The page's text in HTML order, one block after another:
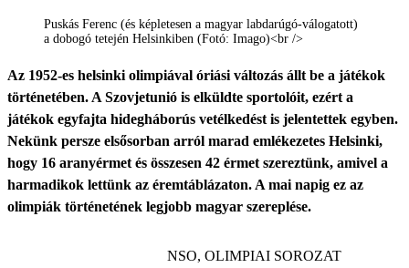
Puskás Ferenc (és képletesen a magyar labdarúgó-válogatott)
a dobogó tetején Helsinkiben (Fotó: Imago)<br />
Az 1952-es helsinki olimpiával óriási változás állt be a játékok
történetében. A Szovjetunió is elküldte sportolóit, ezért a
játékok egyfajta hidegháborús vetélkedést is jelentettek egyben.
Nekünk persze elsősorban arról marad emlékezetes Helsinki,
hogy 16 aranyérmet és összesen 42 érmet szereztünk, amivel a
harmadikok lettünk az éremtáblázaton. A mai napig ez az
olimpiák történetének legjobb magyar szereplése.
NSO, OLIMPIAI SOROZAT